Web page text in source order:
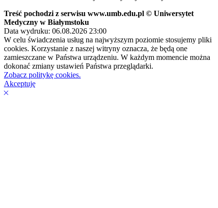
Treść pochodzi z serwisu www.umb.edu.pl © Uniwersytet
Medyczny w Białymstoku
Data wydruku: 06.08.2026 23:00
W celu świadczenia usług na najwyższym poziomie stosujemy pliki
cookies. Korzystanie z naszej witryny oznacza, że będą one
zamieszczane w Państwa urządzeniu. W każdym momencie można
dokonać zmiany ustawień Państwa przeglądarki.
Zobacz politykę cookies.
Akceptuję